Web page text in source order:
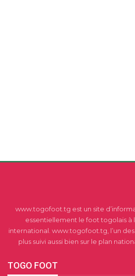
www.togofoot.tg est un site
essentiellement le foot togolais à
international. www.togofoot.tg, l’un
plus suivi aussi bien sur le plan
TOGO FOOT